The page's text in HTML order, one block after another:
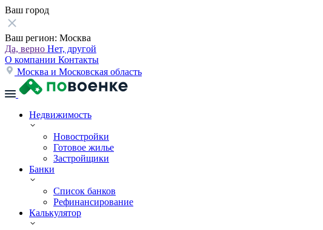
Ваш город
Ваш регион: Москва
Да, верно Нет, другой
О компании Контакты
Москва и Московская область
Недвижимость
Новостройки
Готовое жилье
Застройщики
Банки
Список банков
Рефинансирование
Калькулятор